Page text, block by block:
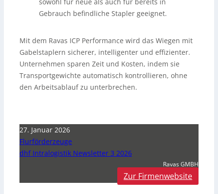
Gebrauch befindliche Stapler geeignet.
Mit dem Ravas ICP Performance wird das Wiegen mit
Gabelstaplern sicherer, intelligenter und effizienter.
Unternehmen sparen Zeit und Kosten, indem sie
Transportgewichte automatisch kontrollieren, ohne
den Arbeitsablauf zu unterbrechen.
27. Januar 2026
Flurförderzeuge
dhf Intralogistik Newsletter 3 2026
Ravas GMBH
Zur Firmenwebsite